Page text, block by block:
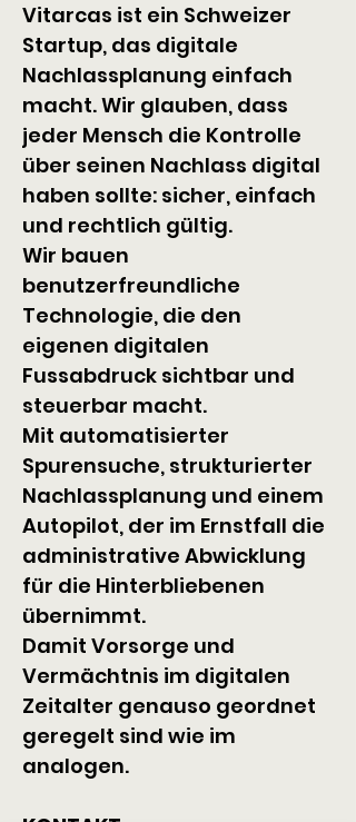
Vitarcas ist ein Schweizer
Startup, das digitale
Nachlassplanung einfach
macht. Wir glauben, dass
jeder Mensch die Kontrolle
über seinen Nachlass digital
haben sollte: sicher, einfach
und rechtlich gültig.
Wir bauen
benutzerfreundliche
Technologie, die den
eigenen digitalen
Fussabdruck sichtbar und
steuerbar macht.
Mit automatisierter
Spurensuche, strukturierter
Nachlassplanung und einem
Autopilot, der im Ernstfall die
administrative Abwicklung
für die Hinterbliebenen
übernimmt.
Damit Vorsorge und
Vermächtnis im digitalen
Zeitalter genauso geordnet
geregelt sind wie im
analogen.